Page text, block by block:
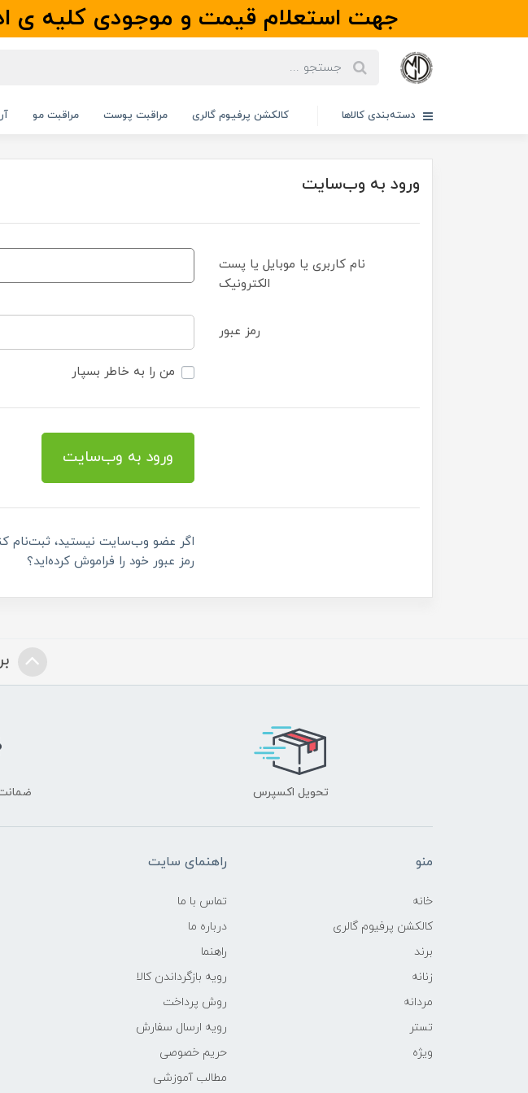
جهت استعلام قیمت و موجودی کلیه ی
دسته‌بندی کالاها کالکشن پرفیوم گالری مراقبت پوست مراقبت مو
ورود به وب‌سایت
نام کاربری یا موبایل یا پست
الکترونیک
رمز عبور
من را به خاطر بسپار
ورود به وب‌سایت
اگر عضو وب‌سایت نیستید، ثبت‌نام
رمز عبور خود را فراموش کرده‌اید؟
تحویل اکسپرس
منو
خانه
کالکشن پرفیوم گالری
برند
زنانه
مردانه
تستر
ویژه
راهنمای سایت
تماس با ما
درباره ما
راهنما
رویه‌ بازگرداندن کالا
روش پرداخت
رویه ارسال سفارش
حریم خصوصی
مطالب آموزشی